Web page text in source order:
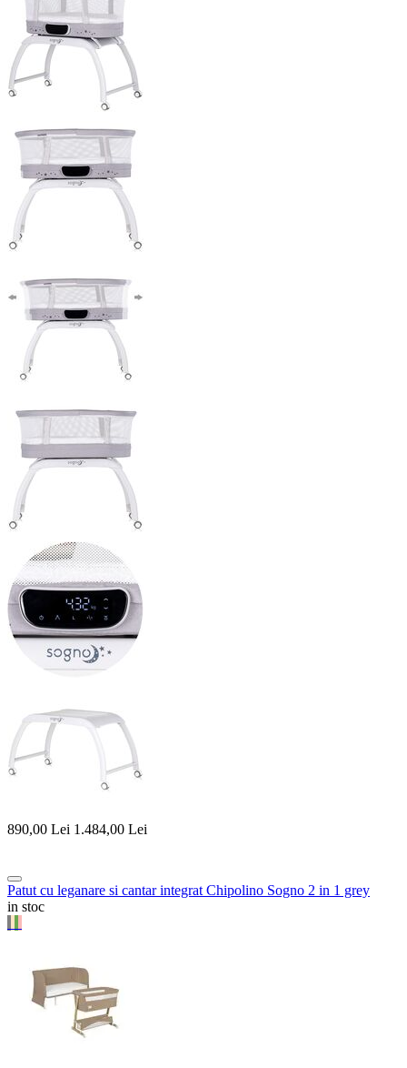
890,00 Lei 1.484,00 Lei
Patut cu leganare si cantar integrat Chipolino Sogno 2 in 1 grey
in stoc